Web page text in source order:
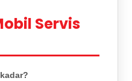
Servis